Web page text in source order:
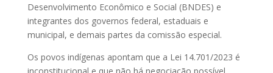
Desenvolvimento Econômico e Social (BNDES) e
integrantes dos governos federal, estaduais e
municipal, e demais partes da comissão especial.
Os povos indígenas apontam que a Lei 14.701/2023 é